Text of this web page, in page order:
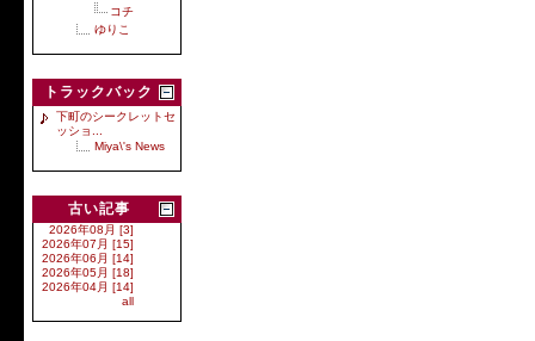
コチ
ゆりこ
トラックバック
下町のシークレットセ
ッショ...
Miya\'s News
古い記事
2026年08月 [3]
2026年07月 [15]
2026年06月 [14]
2026年05月 [18]
2026年04月 [14]
all